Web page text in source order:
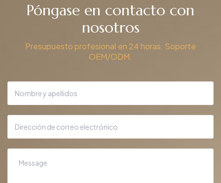
Póngase en contacto con
nosotros
Presupuesto profesional en 24 horas. Soporte
OEM/ODM.